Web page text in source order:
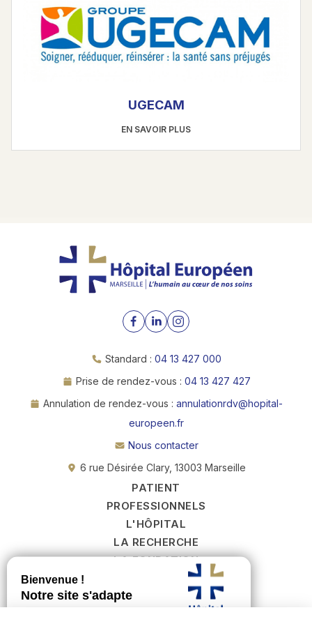
UGECAM
EN SAVOIR PLUS
Standard : 04 13 427 000
Prise de rendez-vous : 04 13 427 427
Annulation de rendez-vous : annulationrdv@hopital-
europeen.fr
Nous contacter
6 rue Désirée Clary, 13003 Marseille
PATIENT
PROFESSIONNELS
L'HÔPITAL
LA RECHERCHE
LA FONDATION
RECRUTEMENT
PODCASTS